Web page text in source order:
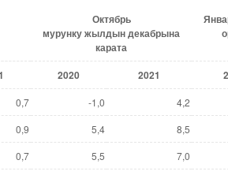
Октябрь
мурунку жылдын декабрына
карата
2020 2021
0,7 -1,0 4,2
0,9 5,4 8,5
0,7 5,5 7,0